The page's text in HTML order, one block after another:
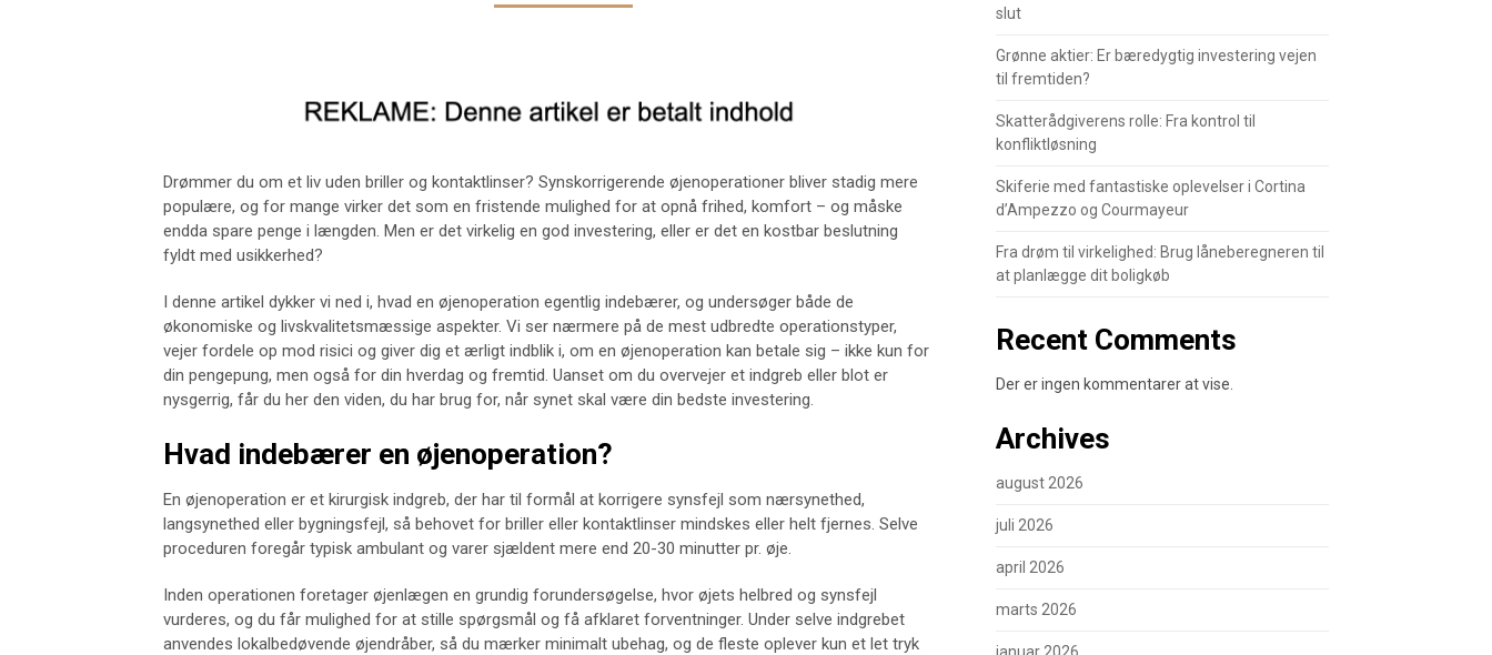
Drømmer du om et liv uden briller og kontaktlinser? Synskorrigerende øjenoperationer bliver stadig mere
populære, og for mange virker det som en fristende mulighed for at opnå frihed, komfort – og måske
endda spare penge i længden. Men er det virkelig en god investering, eller er det en kostbar beslutning
fyldt med usikkerhed?
I denne artikel dykker vi ned i, hvad en øjenoperation egentlig indebærer, og undersøger både de
økonomiske og livskvalitetsmæssige aspekter. Vi ser nærmere på de mest udbredte operationstyper,
vejer fordele op mod risici og giver dig et ærligt indblik i, om en øjenoperation kan betale sig – ikke kun for
din pengepung, men også for din hverdag og fremtid. Uanset om du overvejer et indgreb eller blot er
nysgerrig, får du her den viden, du har brug for, når synet skal være din bedste investering.
Hvad indebærer en øjenoperation?
En øjenoperation er et kirurgisk indgreb, der har til formål at korrigere synsfejl som nærsynethed,
langsynethed eller bygningsfejl, så behovet for briller eller kontaktlinser mindskes eller helt fjernes. Selve
proceduren foregår typisk ambulant og varer sjældent mere end 20-30 minutter pr. øje.
Inden operationen foretager øjenlægen en grundig forundersøgelse, hvor øjets helbred og synsfejl
vurderes, og du får mulighed for at stille spørgsmål og få afklaret forventninger. Under selve indgrebet
anvendes lokalbedøvende øjendråber, så du mærker minimalt ubehag, og de fleste oplever kun et let tryk
slut
Grønne aktier: Er bæredygtig investering vejen
til fremtiden?
Skatterådgiverens rolle: Fra kontrol til
konfliktløsning
Skiferie med fantastiske oplevelser i Cortina
d’Ampezzo og Courmayeur
Fra drøm til virkelighed: Brug låneberegneren til
at planlægge dit boligkøb
Recent Comments
Der er ingen kommentarer at vise.
Archives
august 2026
juli 2026
april 2026
marts 2026